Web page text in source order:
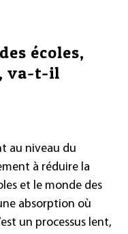
écoles,
va-t-il
au niveau du
à réduire la
et le monde des
absorption où
un processus lent,